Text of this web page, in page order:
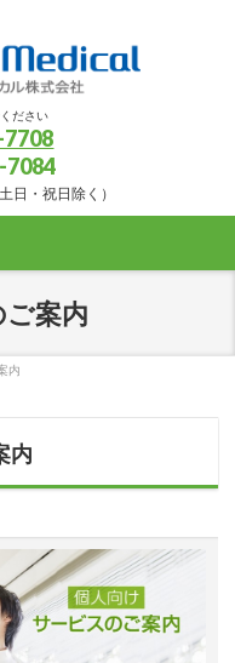
ださい
7084
日・祝日除く）
ご案内
内
内